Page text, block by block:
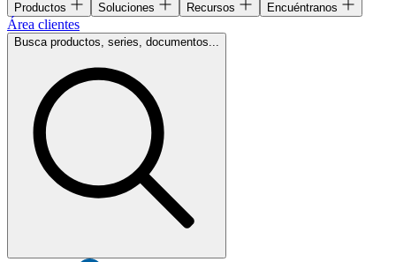
Productos Soluciones Recursos Encuéntranos
Área clientes
Busca productos, series, documentos...